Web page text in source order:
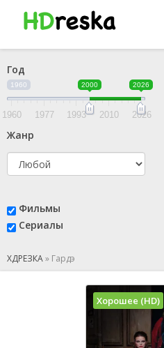
Год
1960 2000 2026
1960 1977 1993 2010 2026
Жанр
Фильмы
Сериалы
ХДРЕЗКА» Гардэ
Хорошее (HD)